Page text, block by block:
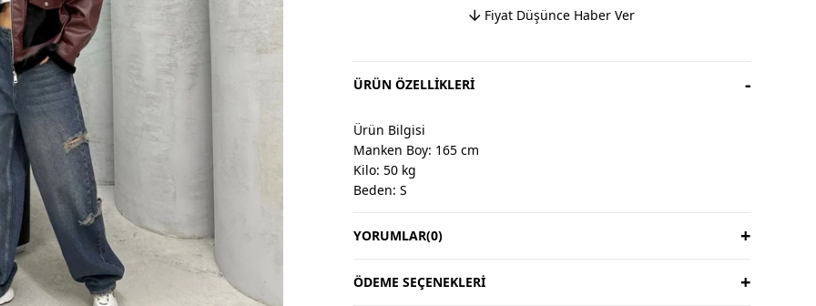
Fiyat Düşünce Haber Ver
ÜRÜN ÖZELLIKLERI
Ürün Bilgisi
Manken Boy: 165 cm
Kilo: 50 kg
Beden: S
Değişim & İade
Değişim süresi 3 iş günüdür.
Kargo alıcıya aittir.
YORUMLAR(0)
ÖDEME SEÇENEKLERI